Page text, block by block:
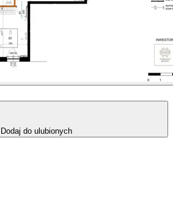
Dodaj do ulubionych